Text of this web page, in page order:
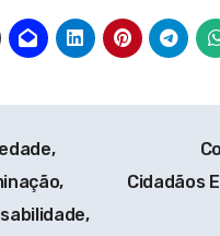
Cidadãos